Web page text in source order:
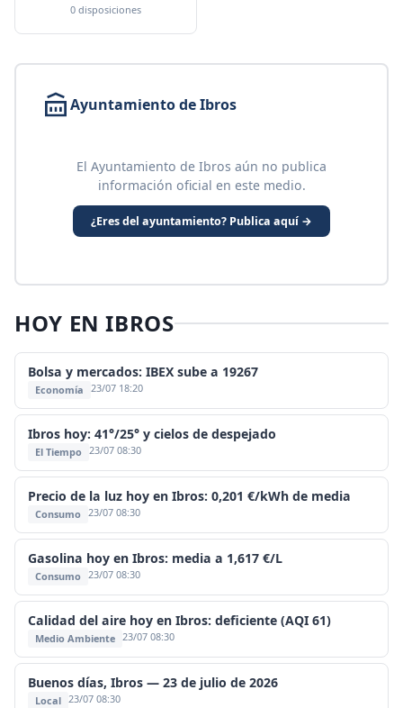
0 disposiciones
Ayuntamiento de Ibros
El Ayuntamiento de Ibros aún no publica
información oficial en este medio.
¿Eres del ayuntamiento? Publica aquí →
HOY EN IBROS
Bolsa y mercados: IBEX sube a 19267
Economía 23/07 18:20
Ibros hoy: 41°/25° y cielos de despejado
El Tiempo 23/07 08:30
Precio de la luz hoy en Ibros: 0,201 €/kWh de media
Consumo 23/07 08:30
Gasolina hoy en Ibros: media a 1,617 €/L
Consumo 23/07 08:30
Calidad del aire hoy en Ibros: deficiente (AQI 61)
Medio Ambiente 23/07 08:30
Buenos días, Ibros — 23 de julio de 2026
Local 23/07 08:30